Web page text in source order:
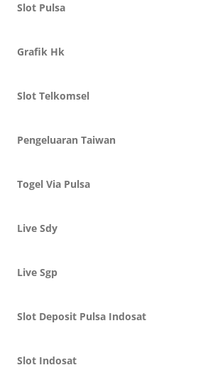
Slot Pulsa
Grafik Hk
Slot Telkomsel
Pengeluaran Taiwan
Togel Via Pulsa
Live Sdy
Live Sgp
Slot Deposit Pulsa Indosat
Slot Indosat